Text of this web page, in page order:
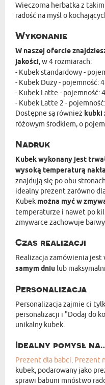
Wieczorna herbatka z
radość na myśl o
Wykonanie
W naszej ofercie
jakości, w 4 rozmiarach:
- Kubek standardowy -
- Kubek Duży - pojemność:
- Kubek Latte - pojemność:
- Kubek Latte 2 -
Dostępne są również kubki
różowym środkiem, o
Nadruk
Kubek wykonany jest
wysoką temperaturą
znajdują się po obu
idealny prezent zarówno
Kubek można myć w
temperaturze i nawet po
zmywarce zachowuje
Czas realizacji
Realizacja zamówienia jest
samym dniu lub
Personalizacja
Personalizacja zajmie ci
personalizacji i "Dodaj do
unikalny kubek.
Idealny pomysł
Prezent dla babci. Prezent
kubek, podarowany jako
sprawi babuni mnóstwo